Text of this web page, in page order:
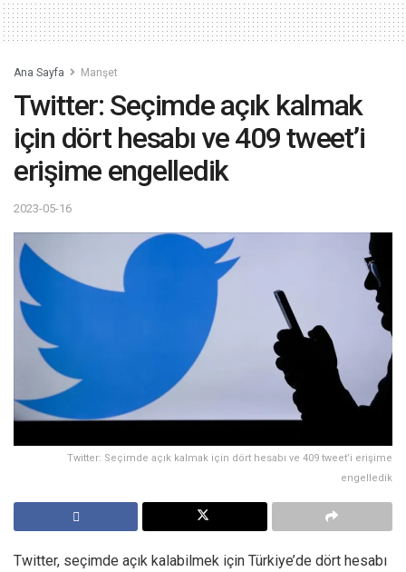
Ana Sayfa Manşet
Twitter: Seçimde açık kalmak
için dört hesabı ve 409 tweet’i
erişime engelledik
2023-05-16
Twitter: Seçimde açık kalmak için dört hesabı ve 409 tweet’i erişime
engelledik
Twitter, seçimde açık kalabilmek için Türkiye’de dört hesabı